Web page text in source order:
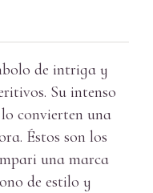
de intriga y
Su intenso
convierten una
Éstos son los
una marca
de estilo y